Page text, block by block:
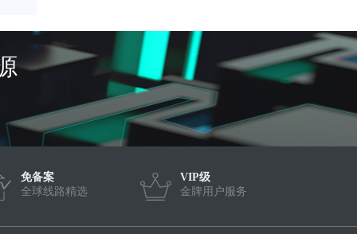
免备案
全球线路精选
VIP级
金牌用户服务